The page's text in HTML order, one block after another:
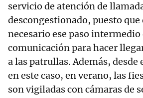
servicio de atención de
descongestionado, puesto que
necesario ese paso intermedio
comunicación para hacer
a las patrullas. Además, desde
en este caso, en verano, las
son vigiladas con cámaras de